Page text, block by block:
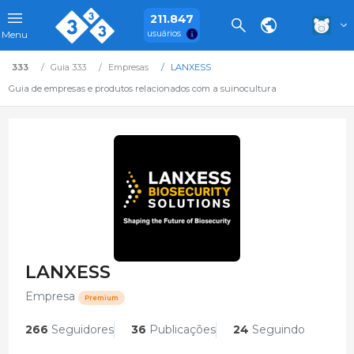
Menu
211.847
usuários
333 Guia 333 Empresas
LANXESS
Guia de empresas e produtos relacionados com a suinocultura
LANXESS
Empresa Premium
266 Seguidores 36 Publicações 24 Seguindo